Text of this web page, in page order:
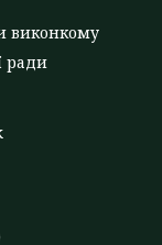
виконкому
ради